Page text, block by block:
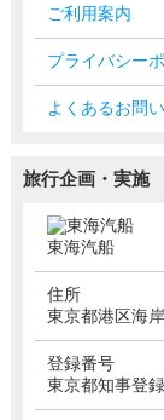
ご利用案内
プライバシー
よくあるお問
旅行企画・実施
東海汽船
住所
東京都港区海
登録番号
東京都知事登